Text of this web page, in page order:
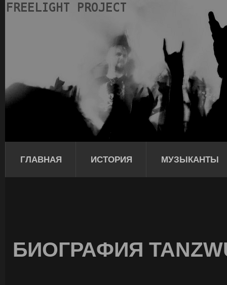
ГЛАВНАЯ ИСТОРИЯ МУЗЫКАНТЫ
БИОГРАФИЯ